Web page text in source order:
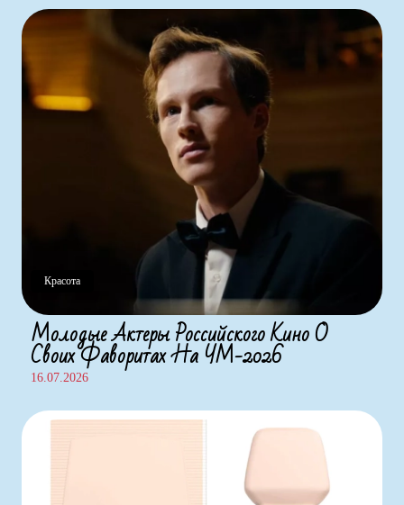
Красота
Молодые Актеры Российского Кино О
Своих Фаворитах На ЧМ-2026
16.07.2026